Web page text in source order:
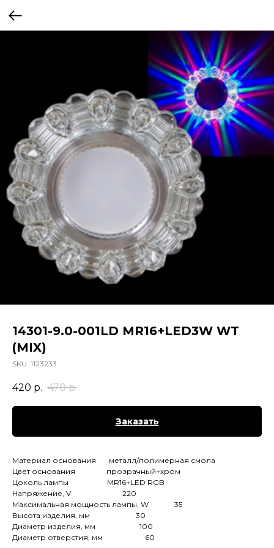
14301-9.0-001LD MR16 +LED3W WT
(MIX)
SKU: 1123233
420 р. 470 р.
Заказать
Материал основания металл/полимерная смола
Цвет основания прозрачный+хром
Цоколь лампы MR16+LED RGB
Напряжение, V 220
Максимальная мощность лампы, W 35
Высота изделия, мм 30
Диаметр изделия, мм 100
Диаметр отверстия, мм 60